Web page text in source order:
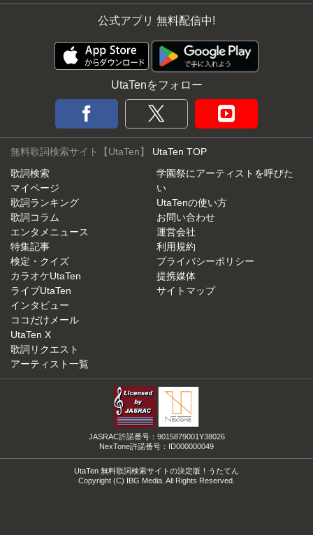
公式アプリ 無料配信中!
UtaTenをフォロー
無料歌詞検索サイト【UtaTen】 UtaTen TOP
歌詞検索
マイページ
歌詞ランキング
歌詞コラム
エンタメニュース
特集記事
検定・クイズ
カラオケUtaTen
ライブUtaTen
インタビュー
ココだけメール
UtaTen X
歌詞リクエスト
アーティスト一覧
学園祭にアーティストを呼びた
い
UtaTenの使い方
お問い合わせ
運営会社
利用規約
プライバシーポリシー
提携媒体
サイトマップ
JASRAC許諾番号：9015879001Y38026
NexTone許諾番号：ID000000049
UtaTen 無料歌詞検索サイトの決定版！うたてん
Copyright (C) IBG Media. All Rights Reserved.